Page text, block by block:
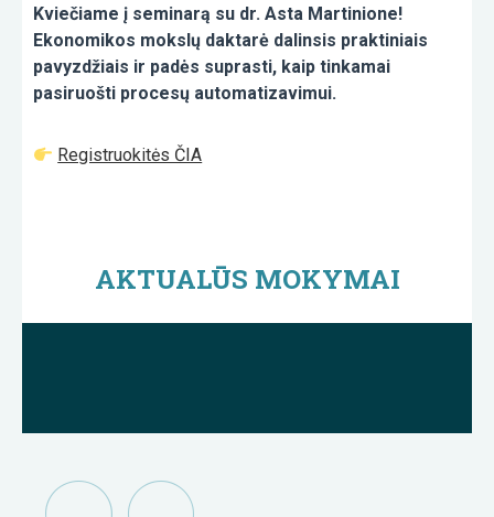
Kviečiame į seminarą su dr. Asta Martinione!
Ekonomikos mokslų daktarė dalinsis praktiniais
pavyzdžiais ir padės suprasti, kaip tinkamai
pasiruošti procesų automatizavimui.
Registruokitės ČIA
AKTUALŪS MOKYMAI